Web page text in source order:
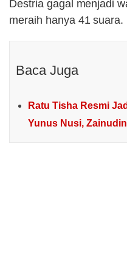
Destria gagal menjadi
meraih hanya 41 suara.
Baca Juga
Ratu Tisha Resmi
Yunus Nusi,